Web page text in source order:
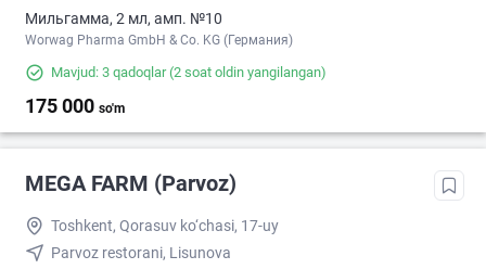
Мильгамма, 2 мл, амп. №10
Worwag Pharma GmbH & Co. KG (Германия)
Mavjud: 3 qadoqlar(2 soat oldin yangilangan)
175 000 so'm
MEGA FARM (Parvoz)
Toshkent, Qorasuv ko‘chasi, 17-uy
Parvoz restorani, Lisunova